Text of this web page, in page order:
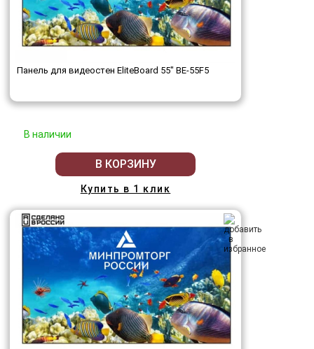
Панель для видеостен EliteBoard 55" BE-55F5
В наличии
В КОРЗИНУ
Купить в 1 клик